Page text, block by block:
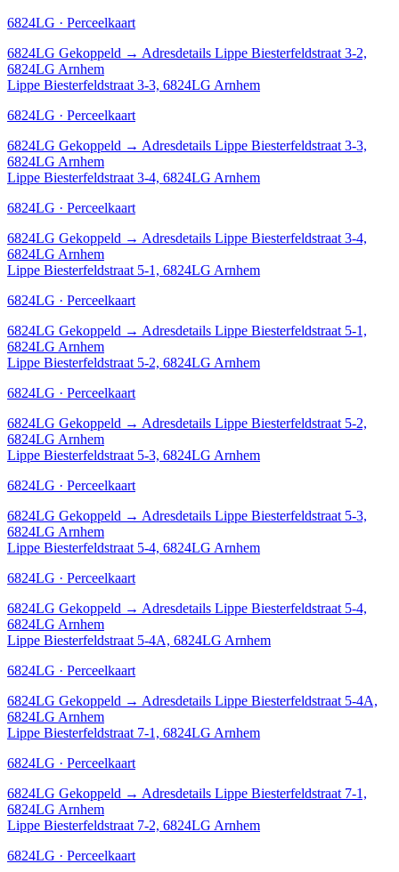
6824LG · Perceelkaart
6824LG Gekoppeld → Adresdetails Lippe Biesterfeldstraat 3-2,
6824LG Arnhem
Lippe Biesterfeldstraat 3-3, 6824LG Arnhem
6824LG · Perceelkaart
6824LG Gekoppeld → Adresdetails Lippe Biesterfeldstraat 3-3,
6824LG Arnhem
Lippe Biesterfeldstraat 3-4, 6824LG Arnhem
6824LG · Perceelkaart
6824LG Gekoppeld → Adresdetails Lippe Biesterfeldstraat 3-4,
6824LG Arnhem
Lippe Biesterfeldstraat 5-1, 6824LG Arnhem
6824LG · Perceelkaart
6824LG Gekoppeld → Adresdetails Lippe Biesterfeldstraat 5-1,
6824LG Arnhem
Lippe Biesterfeldstraat 5-2, 6824LG Arnhem
6824LG · Perceelkaart
6824LG Gekoppeld → Adresdetails Lippe Biesterfeldstraat 5-2,
6824LG Arnhem
Lippe Biesterfeldstraat 5-3, 6824LG Arnhem
6824LG · Perceelkaart
6824LG Gekoppeld → Adresdetails Lippe Biesterfeldstraat 5-3,
6824LG Arnhem
Lippe Biesterfeldstraat 5-4, 6824LG Arnhem
6824LG · Perceelkaart
6824LG Gekoppeld → Adresdetails Lippe Biesterfeldstraat 5-4,
6824LG Arnhem
Lippe Biesterfeldstraat 5-4A, 6824LG Arnhem
6824LG · Perceelkaart
6824LG Gekoppeld → Adresdetails Lippe Biesterfeldstraat 5-4A,
6824LG Arnhem
Lippe Biesterfeldstraat 7-1, 6824LG Arnhem
6824LG · Perceelkaart
6824LG Gekoppeld → Adresdetails Lippe Biesterfeldstraat 7-1,
6824LG Arnhem
Lippe Biesterfeldstraat 7-2, 6824LG Arnhem
6824LG · Perceelkaart